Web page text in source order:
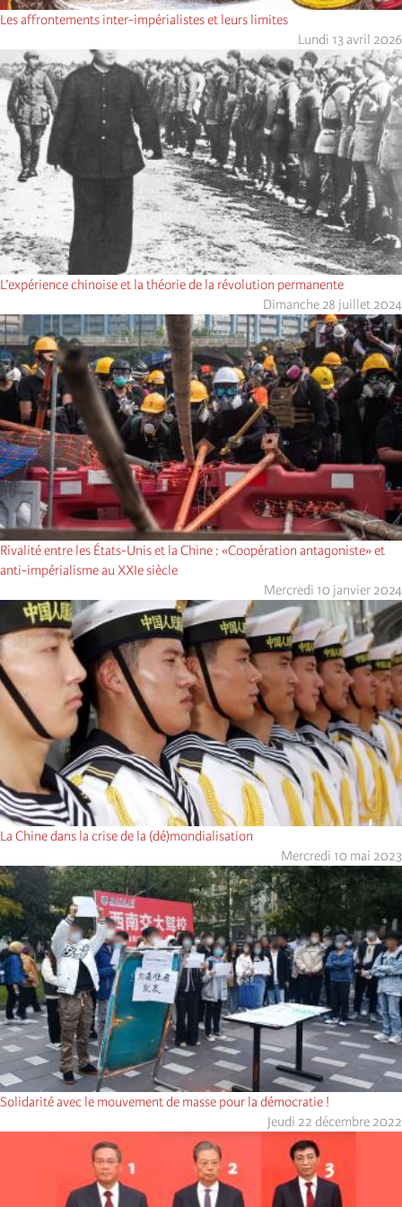
Les affrontements inter-impérialistes et leurs limites
Lundi 13 avril 2026
L’expérience chinoise et la théorie de la révolution permanente
Dimanche 28 juillet 2024
Rivalité entre les États-Unis et la Chine : «Coopération antagoniste» et
anti-impérialisme au XXIe siècle
Mercredi 10 janvier 2024
La Chine dans la crise de la (dé)mondialisation
Mercredi 10 mai 2023
Solidarité avec le mouvement de masse pour la démocratie !
Jeudi 22 décembre 2022